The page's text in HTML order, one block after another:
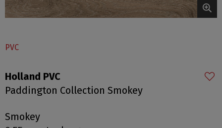
PVC
Holland PVC
Paddington Collection Smokey
Smokey